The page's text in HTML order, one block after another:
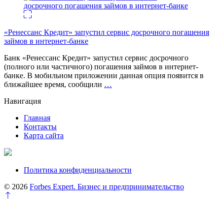
«Ренессанс Кредит» запустил сервис досрочного погашения
займов в интернет-банке
Банк «Ренессанс Кредит» запустил сервис досрочного
(полного или частичного) погашения займов в интернет-
банке. В мобильном приложении данная опция появится в
ближайшее время, сообщили …
Навигация
Главная
Контакты
Карта сайта
Политика конфиденциальности
© 2026 Forbes Expert. Бизнес и предпринимательство
Перейти